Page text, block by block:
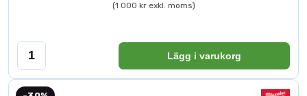
(1 000 kr exkl. moms)
Lägg i varukorg